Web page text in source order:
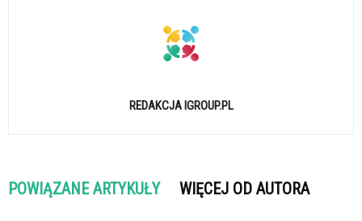
REDAKCJA IGROUP.PL
POWIĄZANE ARTYKUŁY WIĘCEJ OD AUTORA